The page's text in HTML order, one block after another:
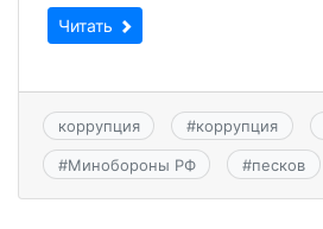
Читать
коррупция #коррупция
#Минобороны РФ #песков